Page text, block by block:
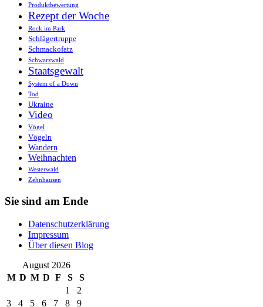
Produktbewertung
Rezept der Woche
Rock im Park
Schlägertruppe
Schmackofatz
Schwarzwald
Staatsgewalt
System of a Down
Tod
Ukraine
Video
Vögel
Vögeln
Wandern
Weihnachten
Westerwald
Zehnhausen
Sie sind am Ende
Datenschutzerklärung
Impressum
Über diesen Blog
August 2026
M D M D F S
S
1
2
3
4 5 6 7 8 9